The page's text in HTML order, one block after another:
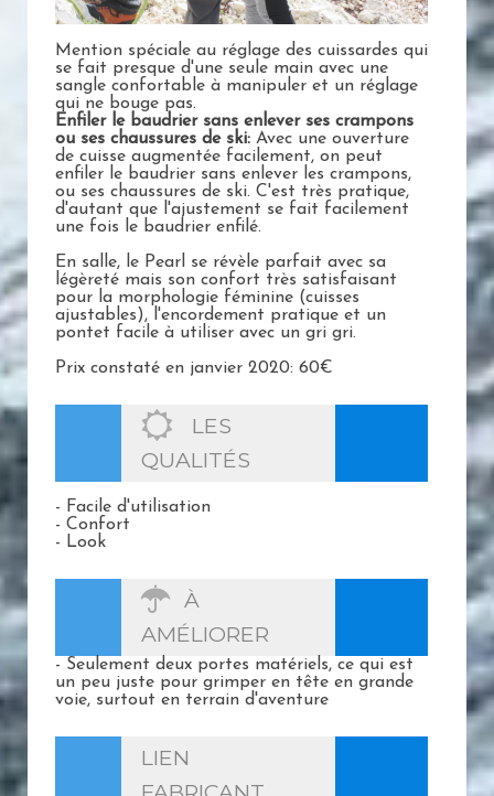
Mention spéciale au réglage des cuissardes qui
se fait presque d'une seule main avec une
sangle confortable à manipuler et un réglage
qui ne bouge pas.
Enfiler le baudrier sans enlever ses crampons
ou ses chaussures de ski: Avec une ouverture
de cuisse augmentée facilement, on peut
enfiler le baudrier sans enlever les crampons,
ou ses chaussures de ski. C'est très pratique,
d'autant que l'ajustement se fait facilement
une fois le baudrier enfilé.
En salle, le Pearl se révèle parfait avec sa
légèreté mais son confort très satisfaisant
pour la morphologie féminine (cuisses
ajustables), l'encordement pratique et un
pontet facile à utiliser avec un gri gri.
Prix constaté en janvier 2020: 60€
LES
QUALITÉS
- Facile d'utilisation
- Confort
- Look
À
AMÉLIORER
- Seulement deux portes matériels, ce qui est
un peu juste pour grimper en tête en grande
voie, surtout en terrain d'aventure
LIEN